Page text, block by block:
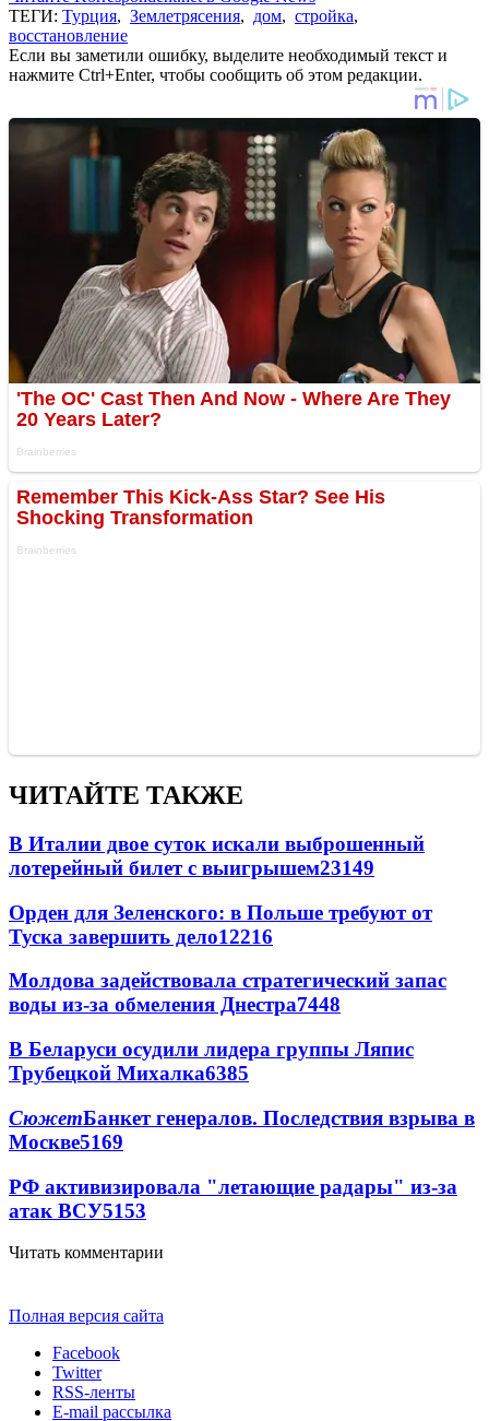
ТЕГИ: Турция, Землетрясения, дом, стройка,
восстановление
Если вы заметили ошибку, выделите необходимый текст и
нажмите Ctrl+Enter, чтобы сообщить об этом редакции.
ЧИТАЙТЕ ТАКЖЕ
В Италии двое суток искали выброшенный
лотерейный билет с выигрышем23149
Орден для Зеленского: в Польше требуют от
Туска завершить дело12216
Молдова задействовала стратегический запас
воды из-за обмеления Днестра7448
В Беларуси осудили лидера группы Ляпис
Трубецкой Михалка6385
СюжетБанкет генералов. Последствия взрыва в
Москве5169
РФ активизировала "летающие радары" из-за
атак ВСУ5153
Читать комментарии
Полная версия сайта
Facebook
Twitter
RSS-ленты
E-mail рассылка